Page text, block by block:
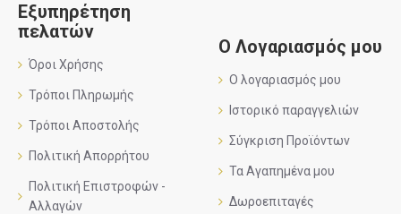
Εξυπηρέτηση
πελατών
Όροι Χρήσης
Τρόποι Πληρωμής
Τρόποι Αποστολής
Πολιτική Απορρήτου
Πολιτική Επιστροφών -
Αλλαγών
Ο Λογαριασμός μου
Ο λογαριασμός μου
Ιστορικό παραγγελιών
Σύγκριση Προϊόντων
Τα Αγαπημένα μου
Δωροεπιταγές